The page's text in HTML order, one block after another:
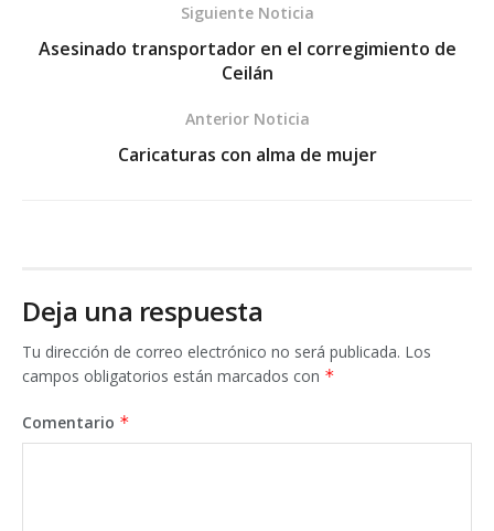
Siguiente Noticia
Asesinado transportador en el corregimiento de
Ceilán
Anterior Noticia
Caricaturas con alma de mujer
Deja una respuesta
Tu dirección de correo electrónico no será publicada. Los
campos obligatorios están marcados con *
Comentario *